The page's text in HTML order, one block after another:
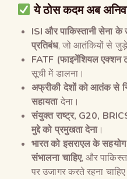
ये ठोस कदम अब
ISIऔर पाकिस्तानी सेना के
प्रतिबंध, जो आतंकियों से
FATF (फाइनेंशियल एक्शन
सूची में डालना।
अफ्रीकी देशों को आतंक से
सहायतादेना।
संयुक्त राष्ट्र, G20,
मुद्दे को प्रमुखता देना।
भारत को इसराएल के
संभालना चाहिए, और
पर उजागर करते रहना